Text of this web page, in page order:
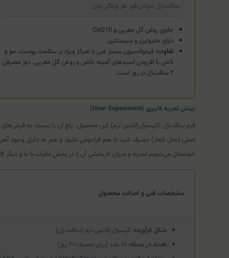
سافت ژل مولتی فور هر ویتالی تون
حاوی روغن گل مغربی و CoQ10
دارای متیونین و سیستئین
تفاوت: فرمولاسیون بسیار غنی با تمرکز ویژه بر سلامت پوست، مو و
ناخن با افزودن اسیدهای آمینه خاص و روغن گل مغربی. دوز مصرفی
۲ سافت‌ژل در روز است.
بینش تجربه کاربری (User Experience)
خوشحال می‌شویم تجربه و میزان اثربخشی آن را در بخش نظرات با ما و دیگر
مشخصات فنی و اصالت محصول
شکل فرآورده: کپسول ژلاتینی نرم (سافت ژل)
تعداد در بسته: